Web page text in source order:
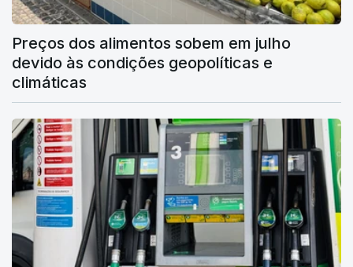
Preços dos alimentos sobem em julho
devido às condições geopolíticas e
climáticas